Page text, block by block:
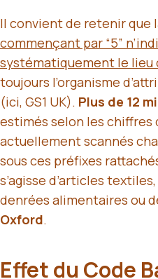
Il convient de retenir que
commençant par “5”
systématiquement le lieu
toujours l’organisme
(ici, GS1 UK). Plus de 12
estimés selon les chiffres
actuellement scannés
sous ces préfixes
s’agisse d’articles
denrées alimentaires ou
Oxford.
Effet du Code